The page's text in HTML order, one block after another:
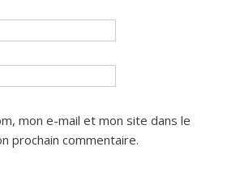
mon e-mail et mon site dans le
prochain commentaire.